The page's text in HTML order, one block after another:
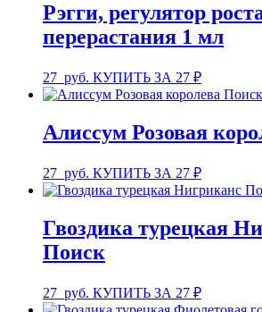
Рэгги, регулятор
перерастания 1 мл
27 руб. КУПИТЬ ЗА 27 ₽
Алиссум Розовая
27 руб. КУПИТЬ ЗА 27 ₽
Гвоздика турецкая
Поиск
27 руб. КУПИТЬ ЗА 27 ₽